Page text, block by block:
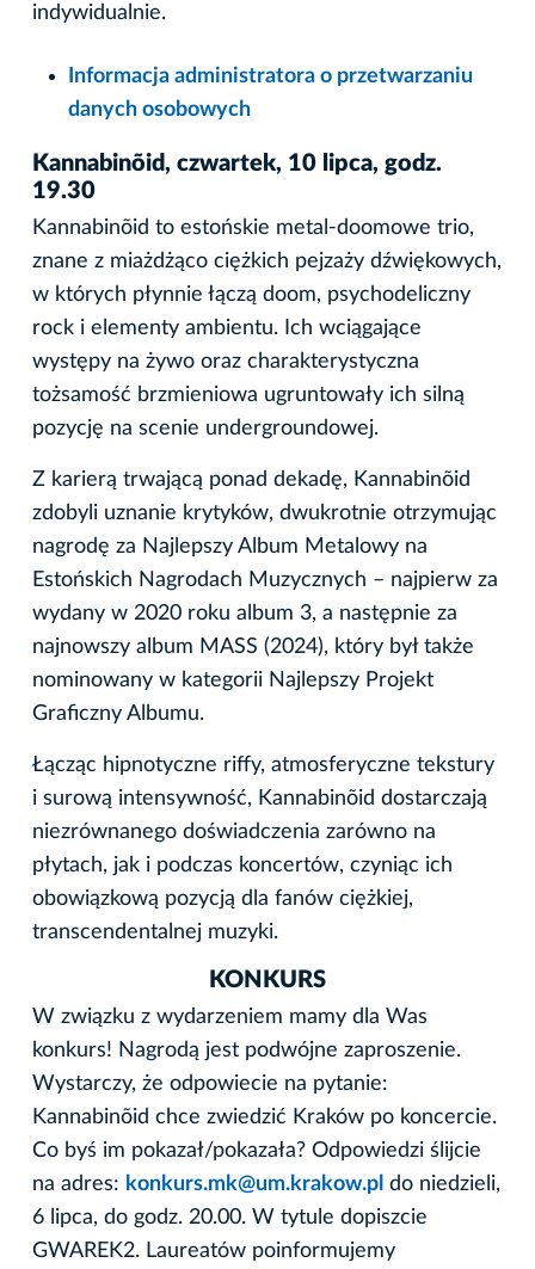
indywidualnie.
Informacja administratora o przetwarzaniu
danych osobowych
Kannabinõid, czwartek, 10 lipca, godz.
19.30
Kannabinõid to estońskie metal-doomowe trio,
znane z miażdżąco ciężkich pejzaży dźwiękowych,
w których płynnie łączą doom, psychodeliczny
rock i elementy ambientu. Ich wciągające
występy na żywo oraz charakterystyczna
tożsamość brzmieniowa ugruntowały ich silną
pozycję na scenie undergroundowej.
Z karierą trwającą ponad dekadę, Kannabinõid
zdobyli uznanie krytyków, dwukrotnie otrzymując
nagrodę za Najlepszy Album Metalowy na
Estońskich Nagrodach Muzycznych – najpierw za
wydany w 2020 roku album 3, a następnie za
najnowszy album MASS (2024), który był także
nominowany w kategorii Najlepszy Projekt
Graficzny Albumu.
Łącząc hipnotyczne riffy, atmosferyczne tekstury
i surową intensywność, Kannabinõid dostarczają
niezrównanego doświadczenia zarówno na
płytach, jak i podczas koncertów, czyniąc ich
obowiązkową pozycją dla fanów ciężkiej,
transcendentalnej muzyki.
KONKURS
W związku z wydarzeniem mamy dla Was
konkurs! Nagrodą jest podwójne zaproszenie.
Wystarczy, że odpowiecie na pytanie:
Kannabinõid chce zwiedzić Kraków po koncercie.
Co byś im pokazał/pokazała? Odpowiedzi ślijcie
na adres: konkurs.mk@um.krakow.pl do niedzieli,
6 lipca, do godz. 20.00. W tytule dopiszcie
GWAREK2. Laureatów poinformujemy